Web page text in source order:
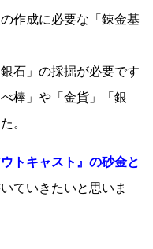
作成に必要な「錬金基
石」の採掘が必要です
棒」や「金貨」「銀
。
ウトキャスト』の砂金と
ていきたいと思いま